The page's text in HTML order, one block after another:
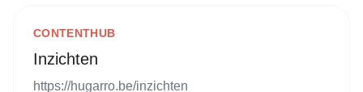
CONTENTHUB
Inzichten
https://hugarro.be/inzichten